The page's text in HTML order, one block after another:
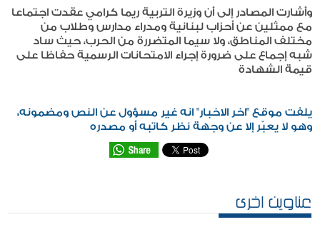
وأشارت المصادر إلى أن وزيرة التربية ريما كرامي عقدت اجتماعا
مع ممثلين عن أحزاب لبنانية ومدراء مدارس وطلاب من
مختلف المناطق، ولا سيما المتضررة من الحرب، حيث ساد
شبه إجماع على ضرورة إجراء الامتحانات الرسمية حفاظا على
قيمة الشهادة
يلفت موقع "اخر الاخبار" انه غير مسؤول عن النص ومضمونه،
وهو لا يعبّر إلا عن وجهة نظر كاتبه أو مصدره
عناوين اخرى